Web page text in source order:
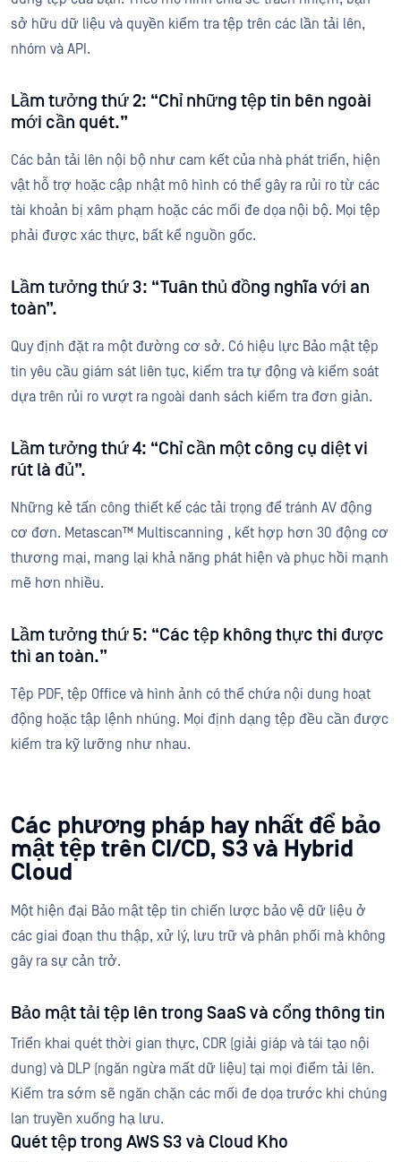
sở hữu dữ liệu và quyền kiểm tra tệp trên các lần tải lên,
nhóm và API.
Lầm tưởng thứ 2: “Chỉ những tệp tin bên ngoài
mới cần quét.”
Các bản tải lên nội bộ như cam kết của nhà phát triển, hiện
vật hỗ trợ hoặc cập nhật mô hình có thể gây ra rủi ro từ các
tài khoản bị xâm phạm hoặc các mối đe dọa nội bộ. Mọi tệp
phải được xác thực, bất kể nguồn gốc.
Lầm tưởng thứ 3: “Tuân thủ đồng nghĩa với an
toàn”.
Quy định đặt ra một đường cơ sở. Có hiệu lực Bảo mật tệp
tin yêu cầu giám sát liên tục, kiểm tra tự động và kiểm soát
dựa trên rủi ro vượt ra ngoài danh sách kiểm tra đơn giản.
Lầm tưởng thứ 4: “Chỉ cần một công cụ diệt vi
rút là đủ”.
Những kẻ tấn công thiết kế các tải trọng để tránh AV động
cơ đơn. Metascan™ Multiscanning , kết hợp hơn 30 động cơ
thương mại, mang lại khả năng phát hiện và phục hồi mạnh
mẽ hơn nhiều.
Lầm tưởng thứ 5: “Các tệp không thực thi được
thì an toàn.”
Tệp PDF, tệp Office và hình ảnh có thể chứa nội dung hoạt
động hoặc tập lệnh nhúng. Mọi định dạng tệp đều cần được
kiểm tra kỹ lưỡng như nhau.
Các phương pháp hay nhất để bảo
mật tệp trên CI/CD, S3 và Hybrid
Cloud
Một hiện đại Bảo mật tệp tin chiến lược bảo vệ dữ liệu ở
các giai đoạn thu thập, xử lý, lưu trữ và phân phối mà không
gây ra sự cản trở.
Bảo mật tải tệp lên trong SaaS và cổng thông tin
Triển khai quét thời gian thực, CDR (giải giáp và tái tạo nội
dung) và DLP (ngăn ngừa mất dữ liệu) tại mọi điểm tải lên.
Kiểm tra sớm sẽ ngăn chặn các mối đe dọa trước khi chúng
lan truyền xuống hạ lưu.
Quét tệp trong AWS S3 và Cloud Kho